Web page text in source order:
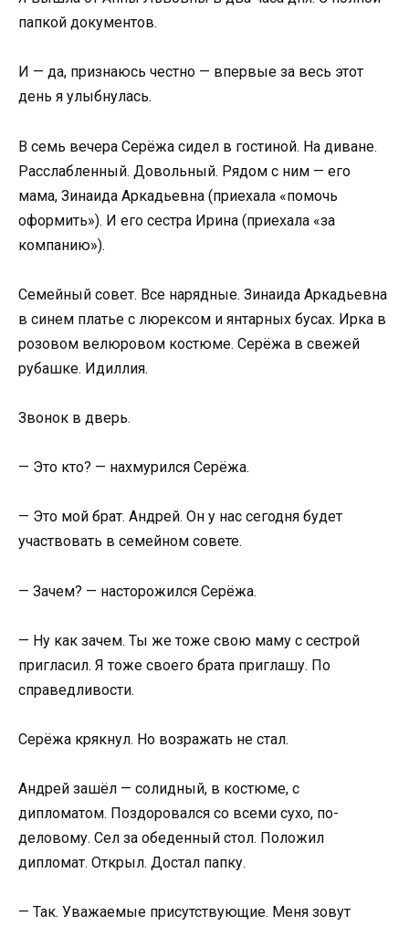
папкой документов.
И — да, признаюсь честно — впервые за весь этот
день я улыбнулась.
В семь вечера Серёжа сидел в гостиной. На диване.
Расслабленный. Довольный. Рядом с ним — его
мама, Зинаида Аркадьевна (приехала «помочь
оформить»). И его сестра Ирина (приехала «за
компанию»).
Семейный совет. Все нарядные. Зинаида Аркадьевна
в синем платье с люрексом и янтарных бусах. Ирка в
розовом велюровом костюме. Серёжа в свежей
рубашке. Идиллия.
Звонок в дверь.
— Это кто? — нахмурился Серёжа.
— Это мой брат. Андрей. Он у нас сегодня будет
участвовать в семейном совете.
— Зачем? — насторожился Серёжа.
— Ну как зачем. Ты же тоже свою маму с сестрой
пригласил. Я тоже своего брата приглашу. По
справедливости.
Серёжа крякнул. Но возражать не стал.
Андрей зашёл — солидный, в костюме, с
дипломатом. Поздоровался со всеми сухо, по-
деловому. Сел за обеденный стол. Положил
дипломат. Открыл. Достал папку.
— Так. Уважаемые присутствующие. Меня зовут